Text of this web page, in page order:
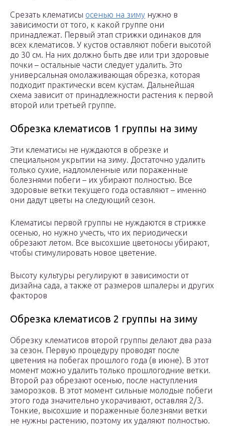
Срезать клематисы осенью на зиму нужно в
зависимости от того, к какой группе они
принадлежат. Первый этап стрижки одинаков для
всех клематисов. У кустов оставляют побеги высотой
до 30 см. На них должно быть две или три здоровые
почки – остальные части следует удалить. Это
универсальная омолаживающая обрезка, которая
подходит практически всем кустам. Дальнейшая
схема зависит от принадлежности растения к первой
второй или третьей группе.
Обрезка клематисов 1 группы на зиму
Эти клематисы не нуждаются в обрезке и
специальном укрытии на зиму. Достаточно удалить
только сухие, надломленные или пораженные
болезнями побеги – их убирают полностью. Все
здоровые ветки текущего года оставляют – именно
они дадут цветы на следующий сезон.
Клематисы первой группы не нуждаются в стрижке
осенью, но нужно учесть, что их периодически
обрезают летом. Все высохшие цветоносы убирают,
чтобы стимулировать новое цветение.
Высоту культуры регулируют в зависимости от
дизайна сада, а также от размеров шпалеры и других
факторов
Обрезка клематисов 2 группы на зиму
Обрезку клематисов второй группы делают два раза
за сезон. Первую процедуру проводят после
цветения на побегах прошлого года (в июне). В этот
момент можно удалить только прошлогодние ветки.
Второй раз обрезают осенью, после наступления
заморозков. В этот момент сильные молодые побеги
этого года значительно укорачивают, оставляя 2/3.
Тонкие, высохшие и пораженные болезнями ветки
не нужны растению, поэтому их удаляют полностью.